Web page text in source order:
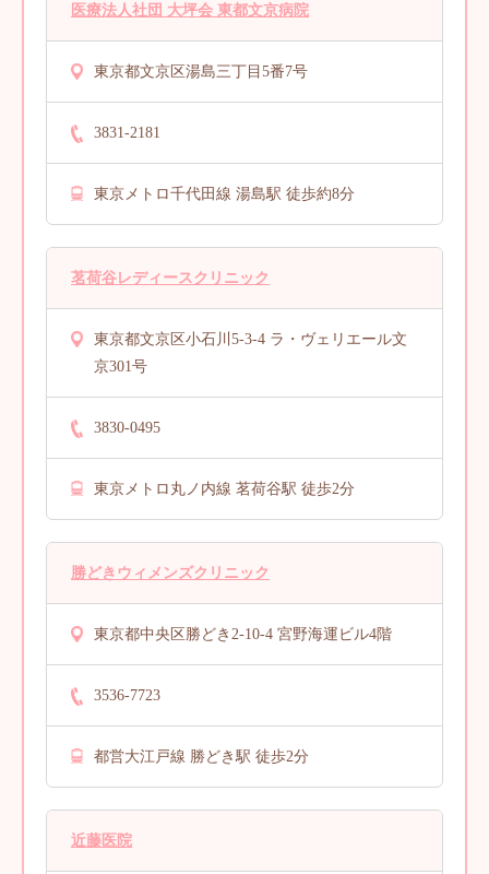
医療法人社団 大坪会 東都文京病院
東京都文京区湯島三丁目5番7号
3831-2181
東京メトロ千代田線 湯島駅 徒歩約8分
茗荷谷レディースクリニック
東京都文京区小石川5-3-4 ラ・ヴェリエール文
京301号
3830-0495
東京メトロ丸ノ内線 茗荷谷駅 徒歩2分
勝どきウィメンズクリニック
東京都中央区勝どき2-10-4 宮野海運ビル4階
3536-7723
都営大江戸線 勝どき駅 徒歩2分
近藤医院